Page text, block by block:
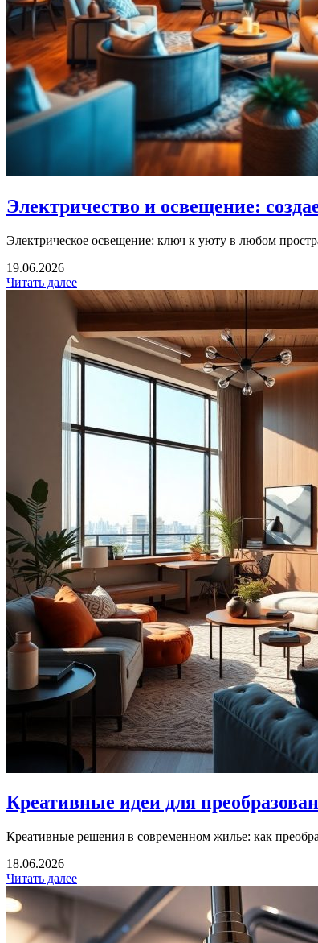
Электричество и освещение:
Электрическое освещение: ключ к уюту в любом
19.06.2026
Читать далее
Креативные идеи для
Креативные решения в современном жилье: как
18.06.2026
Читать далее